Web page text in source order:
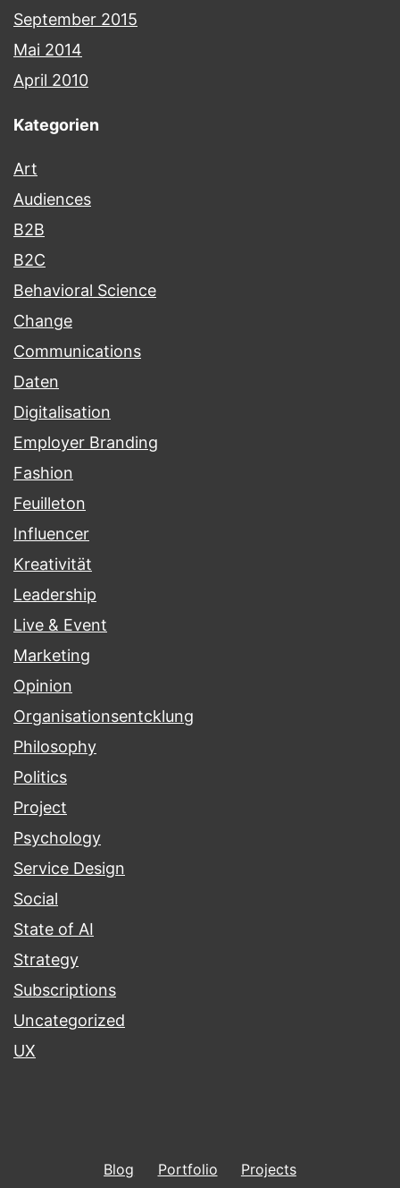
September 2015
Mai 2014
April 2010
Kategorien
Art
Audiences
B2B
B2C
Behavioral Science
Change
Communications
Daten
Digitalisation
Employer Branding
Fashion
Feuilleton
Influencer
Kreativität
Leadership
Live & Event
Marketing
Opinion
Organisationsentcklung
Philosophy
Politics
Project
Psychology
Service Design
Social
State of AI
Strategy
Subscriptions
Uncategorized
UX
Blog Portfolio Projects